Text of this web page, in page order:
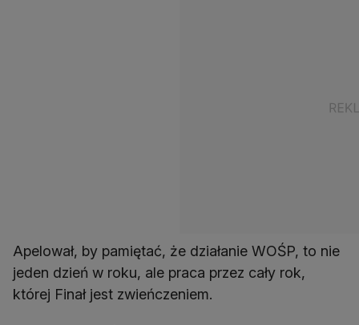
Apelował, by pamiętać, że działanie WOŚP, to nie
jeden dzień w roku, ale praca przez cały rok,
której Finał jest zwieńczeniem.